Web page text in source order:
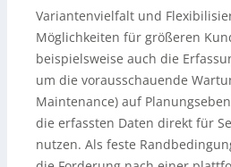
Variantenvielfalt und
Möglichkeiten für größeren
beispielsweise auch die
um die vorausschauende
Maintenance) auf
die erfassten Daten direkt für
nutzen. Als feste